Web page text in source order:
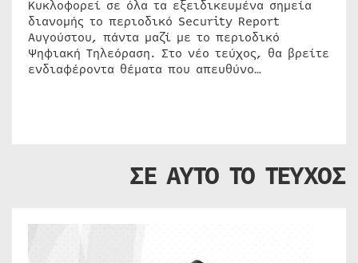
Κυκλοφορεί σε όλα τα εξειδικευμένα σημεία
διανομής το περιοδικό Security Report
Αυγούστου, πάντα μαζί με το περιοδικό
Ψηφιακή Τηλεόραση. Στο νέο τεύχος, θα βρείτε
ενδιαφέροντα θέματα που απευθύνο…
ΣΕ ΑΥΤΟ ΤΟ ΤΕΥΧΟΣ